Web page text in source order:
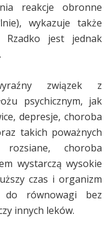
reakcje obronne
wykazuje także
Rzadko jest jednak
związek z
psychicznym, jak
depresje, choroba
takich poważnych
choroba
wystarczą wysokie
czas i organizm
równowagi bez
innych leków.